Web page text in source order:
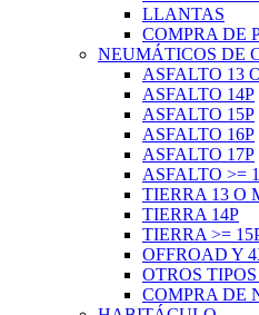
LLANTAS
COMPRA DE
NEUMÁTICOS DE
ASFALTO 13
ASFALTO 14P
ASFALTO 15P
ASFALTO 16P
ASFALTO 17P
ASFALTO >=
TIERRA 13 O
TIERRA 14P
TIERRA >=
OFFROAD Y
OTROS
COMPRA DE